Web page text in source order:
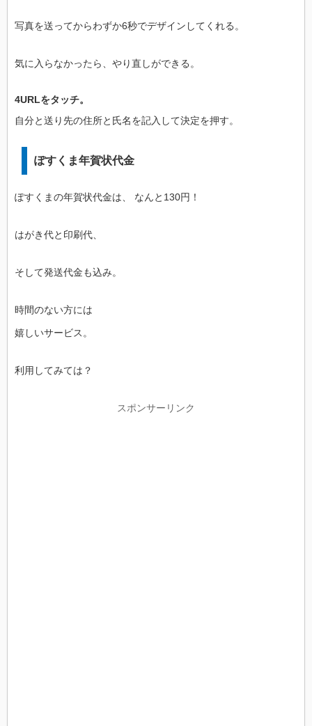
写真を送ってからわずか6秒でデザインしてくれる。
気に入らなかったら、やり直しができる。
4URLをタッチ。
自分と送り先の住所と氏名を記入して決定を押す。
ぽすくま年賀状代金
ぽすくまの年賀状代金は、 なんと130円！
はがき代と印刷代、
そして発送代金も込み。
時間のない方には
嬉しいサービス。
利用してみては？
スポンサーリンク